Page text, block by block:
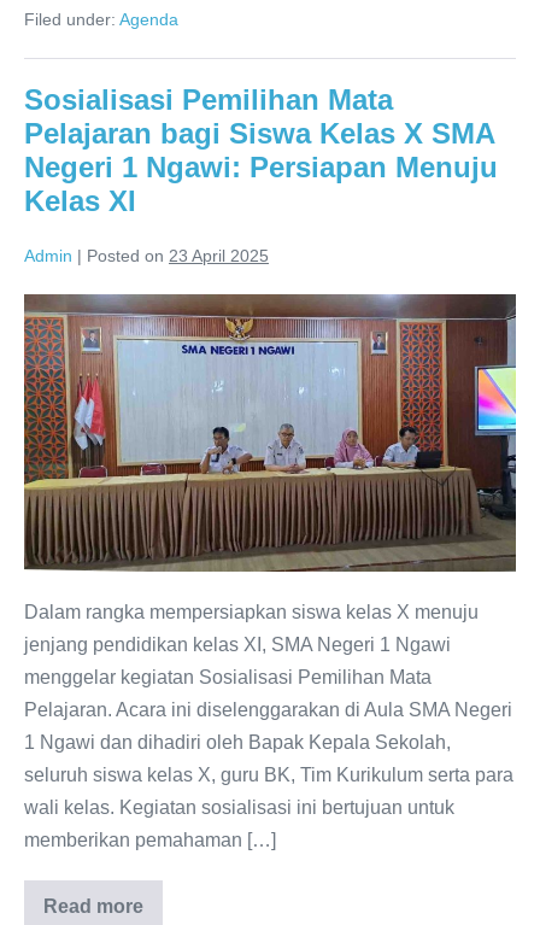
Sukses
Smasa
Competition
Ajang
Bergengsi
Bola
Voli
Pelajar
Karesidenan
Filed under: Agenda
Sosialisasi Pemilihan Mata
Pelajaran bagi Siswa Kelas X SMA
Negeri 1 Ngawi: Persiapan Menuju
Kelas XI
Admin | Posted on 23 April 2025
Sosialisasi
Pemilihan
Mata
Pelajaran
bagi
Siswa
Kelas
X
SMA
Negeri
1
Persiapan
Menuju
Kelas
Dalam rangka mempersiapkan siswa kelas X menuju
jenjang pendidikan kelas XI, SMA Negeri 1 Ngawi
menggelar kegiatan Sosialisasi Pemilihan Mata
Pelajaran. Acara ini diselenggarakan di Aula SMA Negeri
1 Ngawi dan dihadiri oleh Bapak Kepala Sekolah,
seluruh siswa kelas X, guru BK, Tim Kurikulum serta para
wali kelas. Kegiatan sosialisasi ini bertujuan untuk
memberikan pemahaman […]
Read more
Sosialisasi